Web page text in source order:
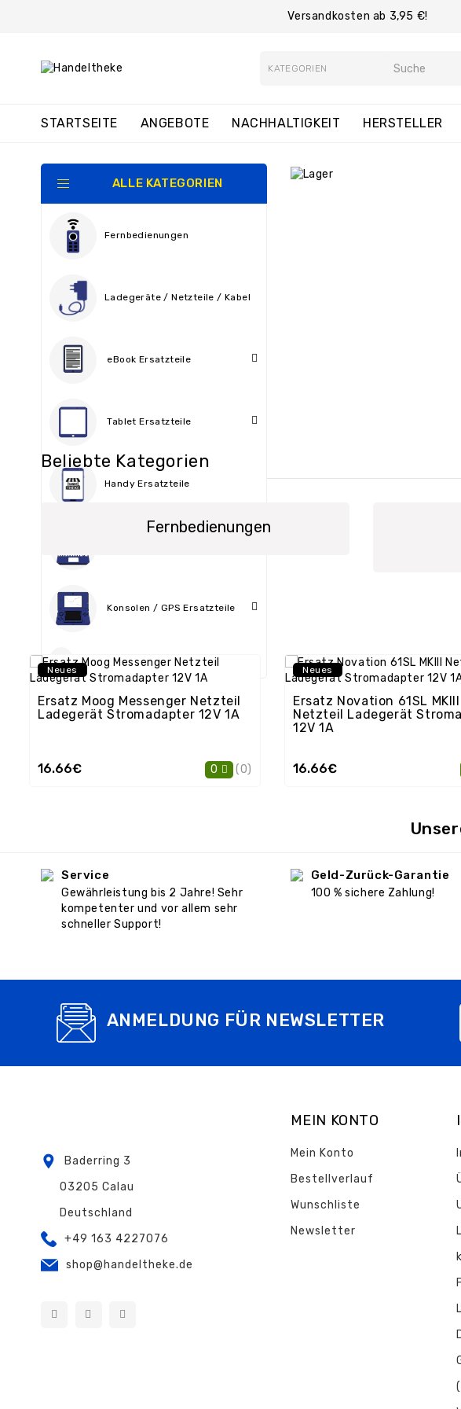
Versandkosten ab 3,95 €!
ALLE KATEGORIEN
Fernbedienungen
Ladegeräte / Netzteile / Kabel
eBook Ersatzteile
Tablet Ersatzteile
Handy Ersatzteile
Konsolen / GPS Ersatzteile
More
STARTSEITE ANGEBOTE NACHHALTIGKEIT HERSTELLER
Beliebte Kategorien
Fernbedienungen
Neues
Ersatz Moog Messenger Netzteil
Ladegerät Stromadapter 12V 1A
16.66€ 0 (0)
Neues
Ersatz Novation 61SL MKIII
Netzteil Ladegerät
12V 1A
16.66€
Service
Gewährleistung bis 2 Jahre! Sehr
kompetenter und vor allem sehr
schneller Support!
Geld-Zurück-Garantie
100 % sichere Zahlung!
ANMELDUNG FÜR NEWSLETTER
Baderring 3
03205 Calau
Deutschland
+49 163 4227076
shop@handeltheke.de
MEIN KONTO
Mein Konto
Bestellverlauf
Wunschliste
Newsletter